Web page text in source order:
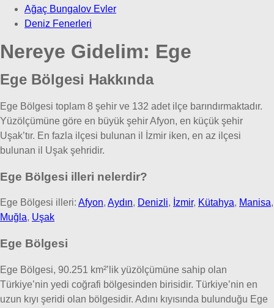
Ağaç Bungalov Evler
Deniz Fenerleri
Nereye Gidelim: Ege
Ege Bölgesi Hakkında
Ege Bölgesi toplam 8 şehir ve 132 adet ilçe barındırmaktadır.
Yüzölçümüne göre en büyük şehir Afyon, en küçük şehir
Uşak’tır. En fazla ilçesi bulunan il İzmir iken, en az ilçesi
bulunan il Uşak şehridir.
Ege Bölgesi illeri nelerdir?
Ege Bölgesi illeri: Afyon, Aydın, Denizli, İzmir, Kütahya, Manisa,
Muğla, Uşak
Ege Bölgesi
Ege Bölgesi, 90.251 km²’lik yüzölçümüne sahip olan
Türkiye’nin yedi coğrafi bölgesinden birisidir. Türkiye’nin en
uzun kıyı şeridi olan bölgesidir. Adını kıyısında bulunduğu Ege